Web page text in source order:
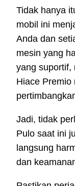
Tidak hanya
mobil ini
Anda dan
mesin yang
yang suportif,
Hiace Premio
Jadi, tidak
Pulo saat ini
langsung
dan